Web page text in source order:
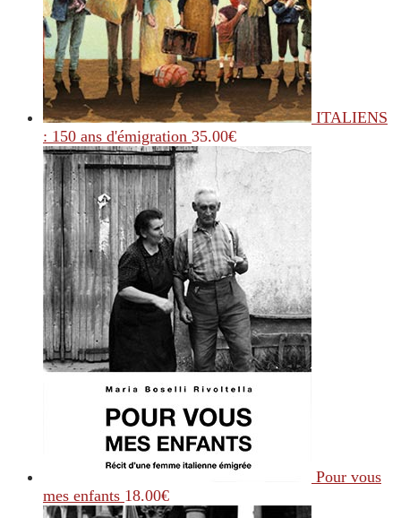
ITALIENS
: 150 ans d'émigration 35.00€
Pour vous
mes enfants 18.00€